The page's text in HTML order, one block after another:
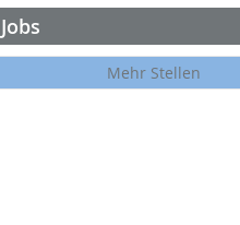
Jobs
Mehr Stellen